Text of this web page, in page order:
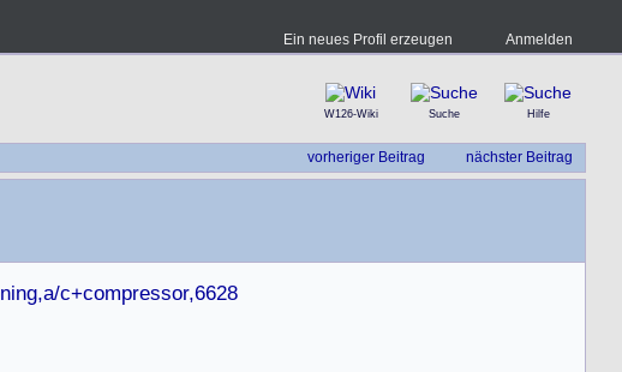
Ein neues Profil erzeugen Anmelden
W126-Wiki Suche Hilfe
vorheriger Beitrag nächster Beitrag
c+compressor,6628